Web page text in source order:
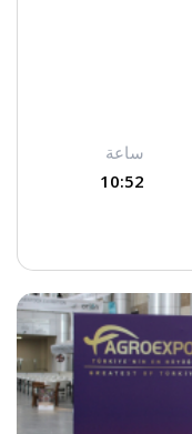
ساعة
10:52